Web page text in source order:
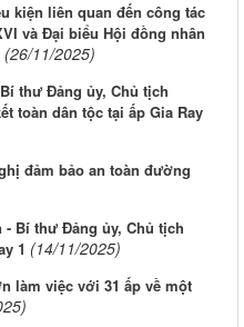
kiện liên quan đến công tác
và Đại biểu Hội đồng nhân
(26/11/2025)
thư Đảng ủy, Chủ tịch
toàn dân tộc tại ấp Gia Ray
đảm bảo an toàn đường
Bí thư Đảng ủy, Chủ tịch
1 (14/11/2025)
làm việc với 31 ấp về một